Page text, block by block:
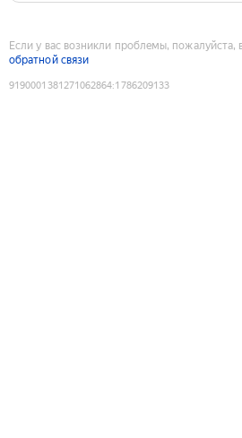
Если у вас возникли проблемы, пожалуйста,
обратной связи
9190001381271062864:1786209133